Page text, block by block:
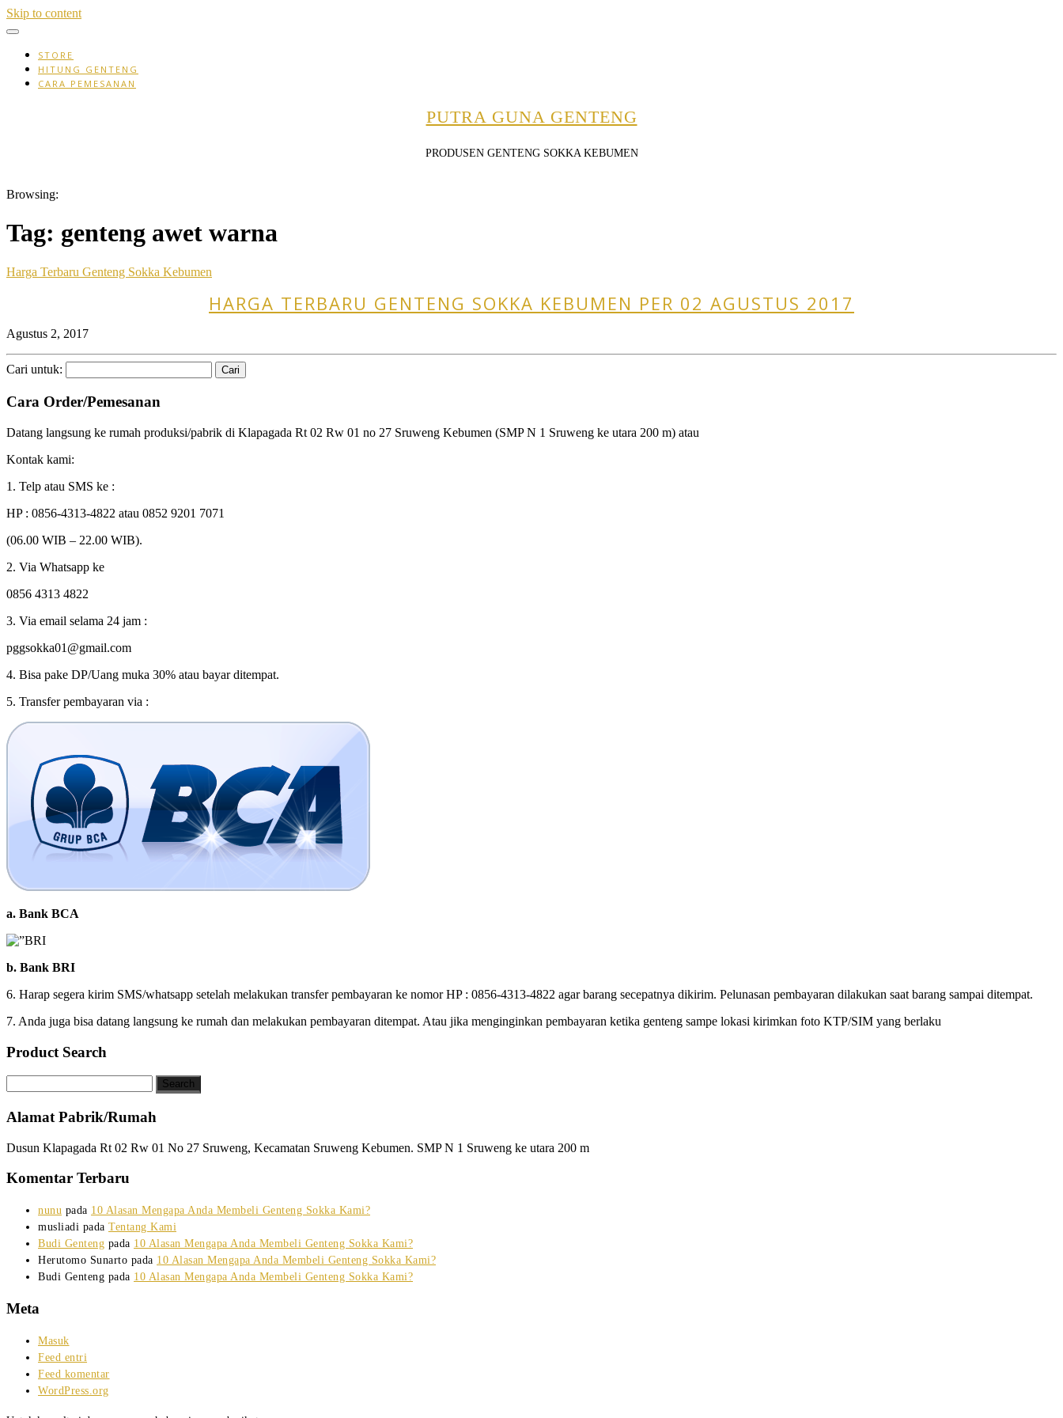
Skip to content
STORE
HITUNG GENTENG
CARA PEMESANAN
PUTRA GUNA GENTENG
PRODUSEN GENTENG SOKKA KEBUMEN
Browsing:
Tag: genteng awet warna
Harga Terbaru Genteng Sokka Kebumen
HARGA TERBARU GENTENG SOKKA KEBUMEN PER 02 AGUSTUS 2017
Agustus 2, 2017
Cari untuk:
Cara Order/Pemesanan
Datang langsung ke rumah produksi/pabrik di Klapagada Rt 02 Rw 01 no 27 Sruweng Kebumen (SMP N 1 Sruweng ke utara 200 m) atau
Kontak kami:
1. Telp atau SMS ke :
HP : 0856-4313-4822 atau 0852 9201 7071
(06.00 WIB – 22.00 WIB).
2. Via Whatsapp ke
0856 4313 4822
3. Via email selama 24 jam :
pggsokka01@gmail.com
4. Bisa pake DP/Uang muka 30% atau bayar ditempat.
5. Transfer pembayaran via :
a. Bank BCA
b. Bank BRI
6. Harap segera kirim SMS/whatsapp setelah melakukan transfer pembayaran ke nomor HP : 0856-4313-4822 agar barang secepatnya dikirim. Pelunasan pembayaran dilakukan saat barang sampai ditempat.
7. Anda juga bisa datang langsung ke rumah dan melakukan pembayaran ditempat. Atau jika menginginkan pembayaran ketika genteng sampe lokasi kirimkan foto KTP/SIM yang berlaku
Product Search
Alamat Pabrik/Rumah
Dusun Klapagada Rt 02 Rw 01 No 27 Sruweng, Kecamatan Sruweng Kebumen. SMP N 1 Sruweng ke utara 200 m
Komentar Terbaru
nunu pada 10 Alasan Mengapa Anda Membeli Genteng Sokka Kami?
musliadi pada Tentang Kami
Budi Genteng pada 10 Alasan Mengapa Anda Membeli Genteng Sokka Kami?
Herutomo Sunarto pada 10 Alasan Mengapa Anda Membeli Genteng Sokka Kami?
Budi Genteng pada 10 Alasan Mengapa Anda Membeli Genteng Sokka Kami?
Meta
Masuk
Feed entri
Feed komentar
WordPress.org